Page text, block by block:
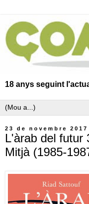
18 anys seguint
23 de novembre 2017
L'àrab del futur
Mitjà (1985-